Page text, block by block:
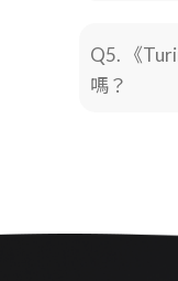
Q5. 《
嗎？